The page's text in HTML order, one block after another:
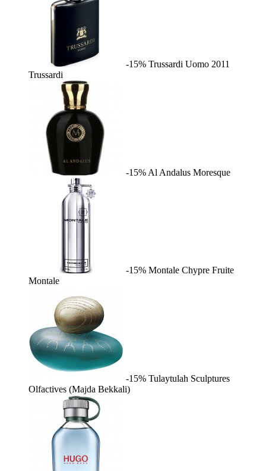
-15% Trussardi Uomo 2011
Trussardi
-15% Al Andalus Moresque
-15% Montale Chypre Fruite
Montale
-15% Tulaytulah Sculptures
Olfactives (Majda Bekkali)